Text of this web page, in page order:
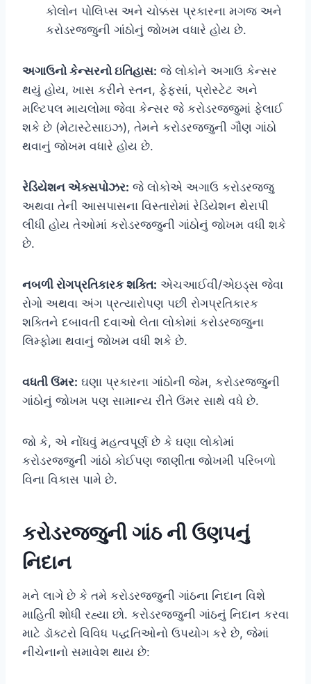
કોલોન પોલિપ્સ અને ચોક્કસ પ્રકારના મગજ અને
કરોડરજ્જુની ગાંઠોનું જોખમ વધારે હોય છે.
અગાઉનો કેન્સરનો ઇતિહાસ: જે લોકોને અગાઉ કેન્સર
થયું હોય, ખાસ કરીને સ્તન, ફેફસાં, પ્રોસ્ટેટ અને
મલ્ટિપલ માયલોમા જેવા કેન્સર જે કરોડરજ્જુમાં ફેલાઈ
શકે છે (મેટાસ્ટેસાઇઝ), તેમને કરોડરજ્જુની ગૌણ ગાંઠો
થવાનું જોખમ વધારે હોય છે.
રેડિયેશન એક્સપોઝર: જે લોકોએ અગાઉ કરોડરજ્જુ
અથવા તેની આસપાસના વિસ્તારોમાં રેડિયેશન થેરાપી
લીધી હોય તેઓમાં કરોડરજ્જુની ગાંઠોનું જોખમ વધી શકે
છે.
નબળી રોગપ્રતિકારક શક્તિ: એચઆઈવી/એઇડ્સ જેવા
રોગો અથવા અંગ પ્રત્યારોપણ પછી રોગપ્રતિકારક
શક્તિને દબાવતી દવાઓ લેતા લોકોમાં કરોડરજ્જુના
લિમ્ફોમા થવાનું જોખમ વધી શકે છે.
વધતી ઉંમર: ઘણા પ્રકારના ગાંઠોની જેમ, કરોડરજ્જુની
ગાંઠોનું જોખમ પણ સામાન્ય રીતે ઉંમર સાથે વધે છે.
જો કે, એ નોંધવું મહત્વપૂર્ણ છે કે ઘણા લોકોમાં
કરોડરજ્જુની ગાંઠો કોઈપણ જાણીતા જોખમી પરિબળો
વિના વિકાસ પામે છે.
કરોડરજ્જુની ગાંઠ ની ઉણપનું
નિદાન
મને લાગે છે કે તમે કરોડરજ્જુની ગાંઠના નિદાન વિશે
માહિતી શોધી રહ્યા છો. કરોડરજ્જુની ગાંઠનું નિદાન કરવા
માટે ડૉક્ટરો વિવિધ પદ્ધતિઓનો ઉપયોગ કરે છે, જેમાં
નીચેનાનો સમાવેશ થાય છે: